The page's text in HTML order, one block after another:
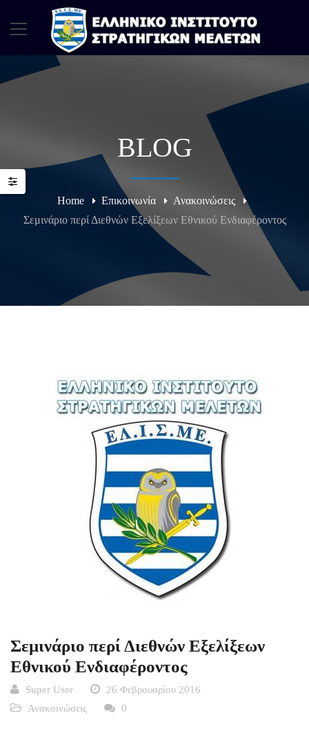
BLOG
Home Επικοινωνία
Ανακοινώσεις
Σεμινάριο περί Διεθνών Εξελίξεων Εθνικού Ενδιαφέροντος
Σεμινάριο περί Διεθνών Εξελίξεων
Εθνικού Ενδιαφέροντος
Super User
26 Φεβρουαρίου 2016
Ανακοινώσεις
0